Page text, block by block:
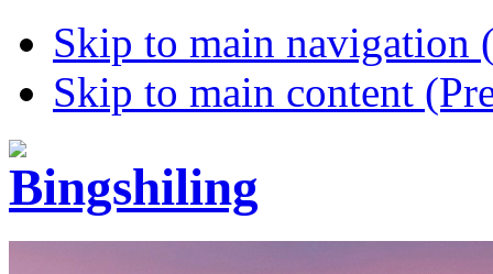
Skip to main navigation
Skip to main content